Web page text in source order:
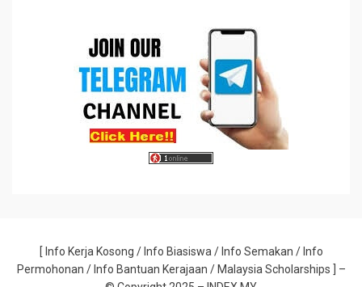
[ Info Kerja Kosong / Info Biasiswa / Info Semakan / Info
Permohonan / Info Bantuan Kerajaan / Malaysia Scholarships ] –